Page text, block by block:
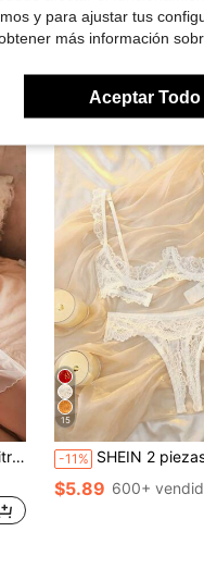
salir
15
-11% SHEIN 2 piezas Conjunto de lencería sexy con
$5.89 600+
y para ajustar tus
más información
Aceptar Todo